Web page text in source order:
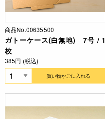
商品No.00635500
ガトーケース(白無地) 7号 / 1
枚
385円 (税込)
買い物かごに入れる